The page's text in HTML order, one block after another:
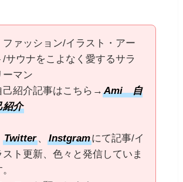
ファッション/イラスト・アー
/サウナをこよなく愛するサラ
ーマン
己紹介記事はこちら→Ami 自
紹介
Twitter、Instgramにて記事/イ
スト更新、色々と発信していま